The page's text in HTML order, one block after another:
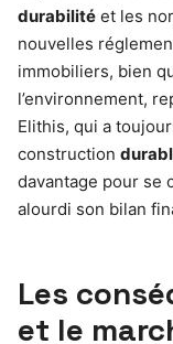
durabilité et les
nouvelles
immobiliers, bien
l’environnement,
Elithis, qui a
construction
davantage pour se
alourdi son bilan
Les
et le